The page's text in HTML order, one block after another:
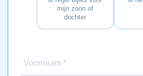
mijn zoon of
dochter
Voornaam *